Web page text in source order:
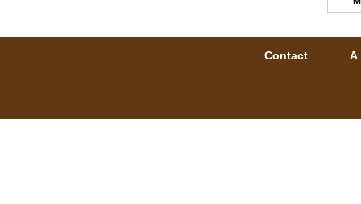
Contact A